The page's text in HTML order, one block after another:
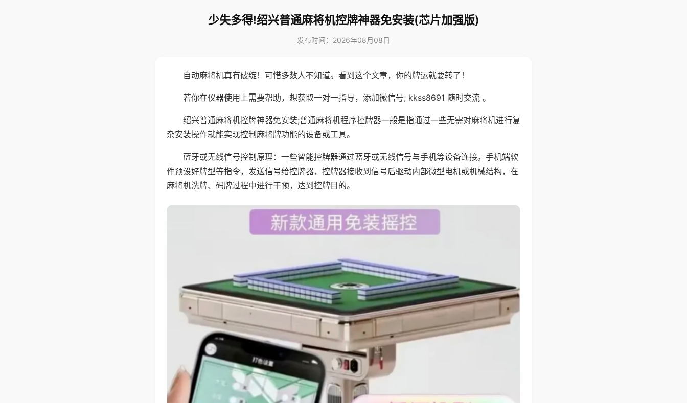
少失多得!绍兴普通麻将机控牌神器免安装(芯片加强版)
发布时间：2026年08月08日
自动麻将机真有破绽！可惜多数人不知道。看到这个文章，你的牌运就要转了！
若你在仪器使用上需要帮助，想获取一对一指导，添加微信号; kkss8691 随时交流 。
绍兴普通麻将机控牌神器免安装;普通麻将机程序控牌器一般是指通过一些无需对麻将机进行复
杂安装操作就能实现控制麻将牌功能的设备或工具。
蓝牙或无线信号控制原理：一些智能控牌器通过蓝牙或无线信号与手机等设备连接。手机端软
件预设好牌型等指令，发送信号给控牌器，控牌器接收到信号后驱动内部微型电机或机械结构，在
麻将机洗牌、码牌过程中进行干预，达到控牌目的。